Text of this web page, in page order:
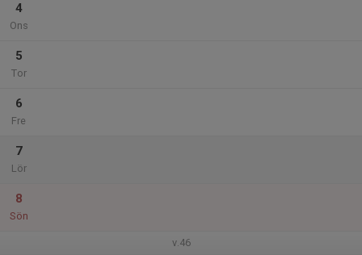
4
Ons
5
Tor
6
Fre
7
Lör
8
Sön
v.46